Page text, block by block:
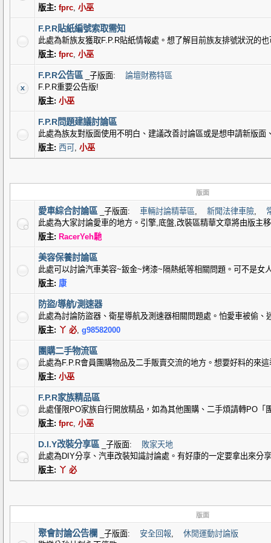
版主: fprc, 小巫
F.P.R貼紙編號索取需知
此處為新族友獲取F.P.R貼紙情報處。想了解目前族友排號狀況的
版主: fprc, 小巫
F.P.R公告區 _子版面:
論壇財務特區
F.P.R重要公告版!
版主: 小巫
F.P.R問題建議討論區
此處為族友對版面使用不明白、建議改善討論區或是想申請新版面
版主: 西可 , 小巫
版面
愛車綜合討論區 _子版面: 車輛討論精華區, 新聞法律車險,
此處為大家討論愛車的地方。引擎,底盤,改裝區精華文章將由版主
版主: RacerYeh馳
美容保養討論區
此處可以討論汽車美容~鈑金~烤漆~隔熱紙等相關問題。可不是女
版主: 康
防盜/導航/測速器
此處為討論防盜器、衛星導航及測速器相關問題處。怕愛車被偷、
版主: 丫 必, g98582000
團購二手物流區
此處為F.P.R會員團購物品及二手販賣交流的地方。想要好料的來
版主: 小巫
F.P.R家族精品區
此處僅限PO家族自行開放精品，如為其他團購、二手煩請轉PO「
版主: fprc, 小巫
D.I.Y改裝分享區 _子版面:
敗家天地
此處為DIY分享、汽車改裝知識討論處。有好康的一定要拿出來分
版主: 丫 必
版面
聚會討論公告欄 _子版面: 安全回報,
休閒運動討論版